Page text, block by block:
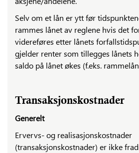
Selv om et lån er ytt før
rammes lånet av reglene hvis det
videreføres etter lånets
gjelder renter som tillegges lånets
saldo på lånet økes (f.eks.
Transaksjonskostnader
Generelt
Ervervs- og realisasjonskostnader
(transaksjonskostnader) er ikke